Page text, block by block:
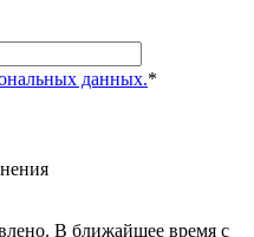
данных.*
В ближайшее время с